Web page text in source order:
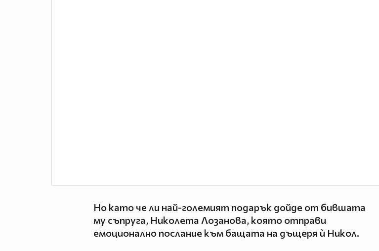
Но като че ли най-големият подарък дойде от бившата
му съпруга, Николета Лозанова, която отправи
емоционално послание към бащата на дъщеря ѝ Никол.